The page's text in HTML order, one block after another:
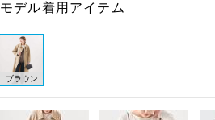
モデル着用アイテム
ブラウン